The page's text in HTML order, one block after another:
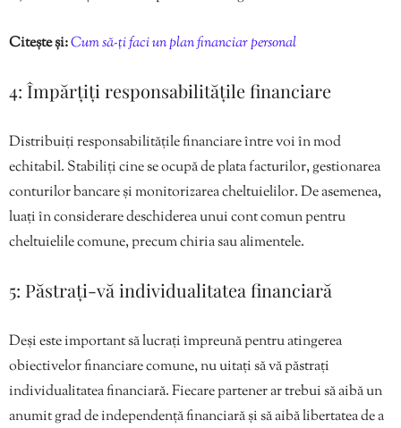
Citește și:Cum să-ți faci un plan financiar personal
4: Împărțiți responsabilitățile financiare
Distribuiți responsabilitățile financiare între voi în mod
echitabil. Stabiliți cine se ocupă de plata facturilor, gestionarea
conturilor bancare și monitorizarea cheltuielilor. De asemenea,
luați în considerare deschiderea unui cont comun pentru
cheltuielile comune, precum chiria sau alimentele.
5: Păstrați-vă individualitatea financiară
Deși este important să lucrați împreună pentru atingerea
obiectivelor financiare comune, nu uitați să vă păstrați
individualitatea financiară. Fiecare partener ar trebui să aibă un
anumit grad de independență financiară și să aibă libertatea de a